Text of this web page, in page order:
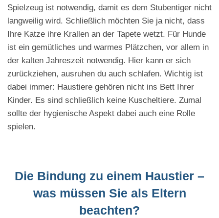
Spielzeug ist notwendig, damit es dem Stubentiger nicht
langweilig wird. Schließlich möchten Sie ja nicht, dass
Ihre Katze ihre Krallen an der Tapete wetzt. Für Hunde
ist ein gemütliches und warmes Plätzchen, vor allem in
der kalten Jahreszeit notwendig. Hier kann er sich
zurückziehen, ausruhen du auch schlafen. Wichtig ist
dabei immer: Haustiere gehören nicht ins Bett Ihrer
Kinder. Es sind schließlich keine Kuscheltiere. Zumal
sollte der hygienische Aspekt dabei auch eine Rolle
spielen.
Die Bindung zu einem Haustier –
was müssen Sie als Eltern
beachten?